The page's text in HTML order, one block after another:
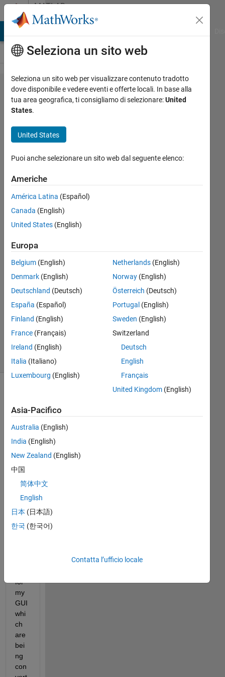
Vai al contenutoMATLAB
Answers
GUI Error
Message in the
button and it is
of
'guidata(hObject,
handles);' that is
missing
Fraser
25 Nov
2011
1
Risposta
Risposta
accettata
35
Visualizzazioni
(30 giorni)
se
are
all
the
for
my
GUI
whi
ch
are
bei
ng
con
Seleziona un sito web
Seleziona un sito web per visualizzare contenuto tradotto
dove disponibile e vedere eventi e offerte locali. In base alla
tua area geografica, ti consigliamo di selezionare:United
States.
United States
Puoi anche selezionare un sito web dal seguente elenco:
Americhe
América Latina (Español)
Canada (English)
United States (English)
Europa
Belgium (English)
Denmark (English)
Deutschland (Deutsch)
España (Español)
Finland (English)
France (Français)
Ireland (English)
Italia (Italiano)
Luxembourg (English)
Netherlands(English)
Norway(English)
Österreich (Deutsch)
Portugal (English)
Sweden (English)
Switzerland
Deutsch
English
Français
United Kingdom(English)
Asia-Pacifico
Australia (English)
India (English)
New Zealand (English)
中国
简体中文
English
日本 (日本語)
한국 (한국어)
Contatta l’ufficio locale